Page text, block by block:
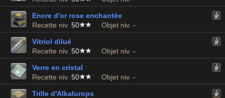
Encre d'or rose enchantée
Recette niv. 50 Objet niv. -
Vitriol dilué
Recette niv. 50 Objet niv. -
Verre en cristal
Recette niv. 50 Objet niv. -
Trille d'Alkalurops